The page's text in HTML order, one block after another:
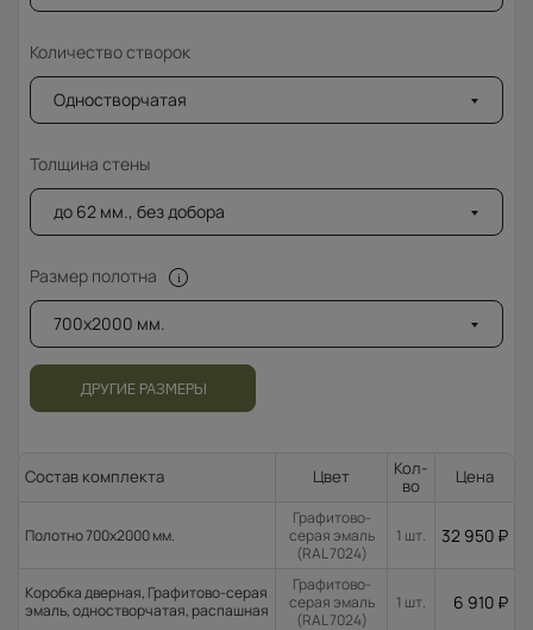
Количество створок
Одностворчатая
Толщина стены
до 62 мм., без добора
Размер полотна
700x2000 мм.
ДРУГИЕ РАЗМЕРЫ
Состав комплекта Цвет
Кол-
во
Цена
Полотно 700x2000 мм.
Графитово-
серая эмаль
(RAL 7024)
1 шт. 32 950 ₽
Коробка дверная, Графитово-серая
эмаль, одностворчатая, распашная
Графитово-
серая эмаль
(RAL 7024)
1 шт. 6 910 ₽